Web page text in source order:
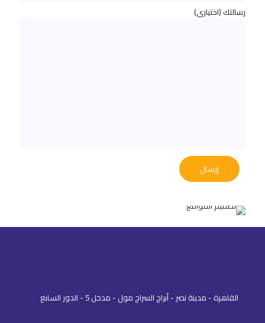
رسالتك (اختياري)
القاهرة - مدينة نصر - أبراج السراج مول - مدخل 5 - الدور السابع